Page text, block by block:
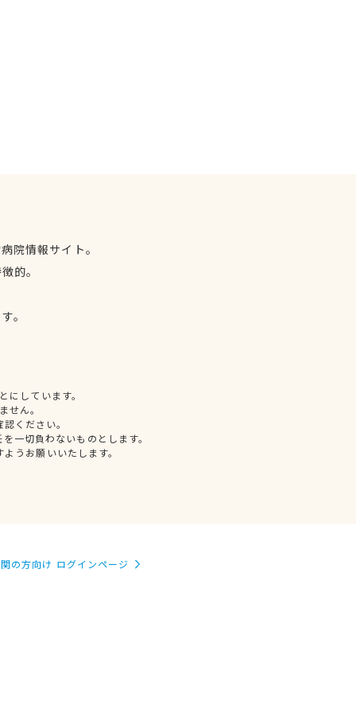
院情報サイト。
的。
。
しています。
せん。
ください。
一切負わないものとします。
うお願いいたします。
の方向け ログインページ